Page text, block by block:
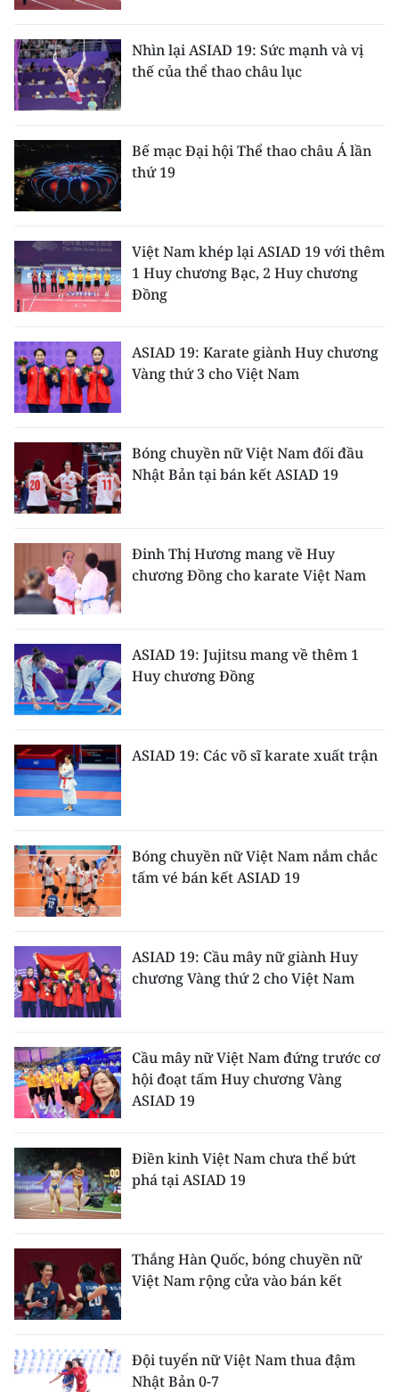
TIN ĐỊA PHƯƠNG
Trung du và miền núi phía Bắc
Đồng bằng sông Hồng
Bắc Trung Bộ
Nguyên
Đông Nam Bộ
Đồng bằng sông Cửu Long
Chuyên trang Hà Nội
Chuyên trang TP. Hồ Chí Minh
CHUYÊN ĐỀ
CÁC CHUYÊN TRANG
VỀ BÁO NHÂN DÂN
THỜI NAY
NHÂN DÂN HẰNG THÁNG
MUA BÁO
ĐỌC BÁO IN
ENGLISH
中文
FRANÇAIS
ESPAÑOL
Nhìn lại ASIAD 19: Sức mạnh và vị
thế của thể thao châu lục
Bế mạc Đại hội Thể thao châu Á lần
thứ 19
Việt Nam khép lại ASIAD 19 với thêm
1 Huy chương Bạc, 2 Huy chương
Đồng
ASIAD 19: Karate giành Huy chương
Vàng thứ 3 cho Việt Nam
Bóng chuyền nữ Việt Nam đối đầu
Nhật Bản tại bán kết ASIAD 19
Đinh Thị Hương mang về Huy
chương Đồng cho karate Việt Nam
ASIAD 19: Jujitsu mang về thêm 1
Huy chương Đồng
ASIAD 19: Các võ sĩ karate xuất trận
Bóng chuyền nữ Việt Nam nắm chắc
tấm vé bán kết ASIAD 19
ASIAD 19: Cầu mây nữ giành Huy
chương Vàng thứ 2 cho Việt Nam
Cầu mây nữ Việt Nam đứng trước cơ
hội đoạt tấm Huy chương Vàng
ASIAD 19
Điền kinh Việt Nam chưa thể bứt
phá tại ASIAD 19
Thắng Hàn Quốc, bóng chuyền nữ
Việt Nam rộng cửa vào bán kết
Đội tuyển nữ Việt Nam thua đậm
Nhật Bản 0-7